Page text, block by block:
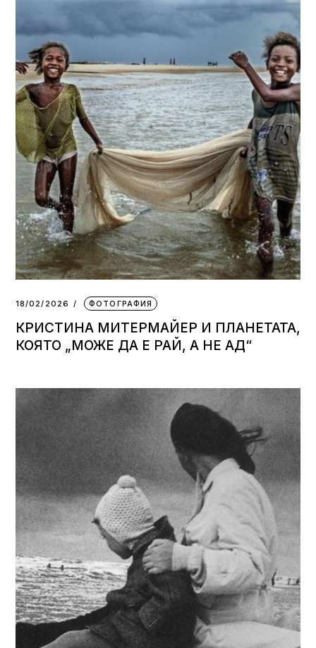
18/02/2026 ФОТОГРАФИЯ
КРИСТИНА МИТЕРМАЙЕР И ПЛАНЕТАТА,
КОЯТО „МОЖЕ ДА Е РАЙ, А НЕ АД“